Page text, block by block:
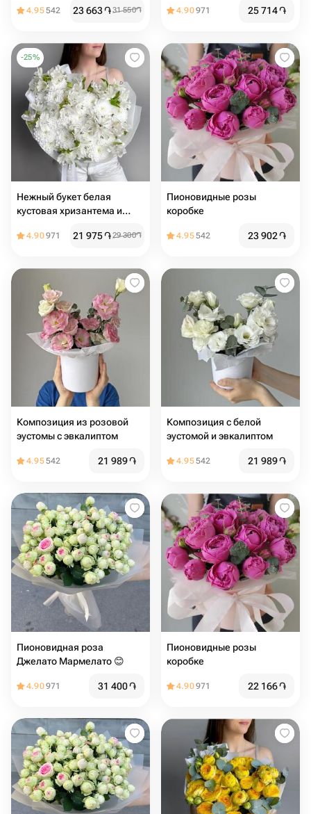
4.95542 23 663֏31 550֏ 4.90971 25 714֏
-25%
Нежный букет белая
кустовая хризантема и
4.90971 21 975֏29 300֏
Пионовидные розы
коробке
4.95542 23 902֏
Композиция из розовой
эустомы с эвкалиптом
4.95542 21 989֏
Композиция с белой
эустомой и эвкалиптом
4.95542 21 989֏
Пионовидная роза
Джелато Мармелато 😊
4.90971 31 400֏
Пионовидные розы
коробке
4.90971 22 166֏